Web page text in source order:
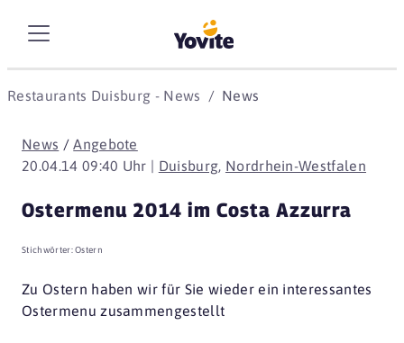
Restaurants Duisburg - News News
News /Angebote
20.04.14 09:40 Uhr | Duisburg, Nordrhein-Westfalen
Ostermenu 2014 im Costa Azzurra
Stichwörter:Ostern
Zu Ostern haben wir für Sie wieder ein interessantes
Ostermenu zusammengestellt